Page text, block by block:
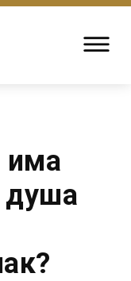
има
душа